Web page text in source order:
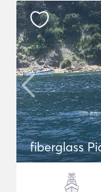
fiberglass